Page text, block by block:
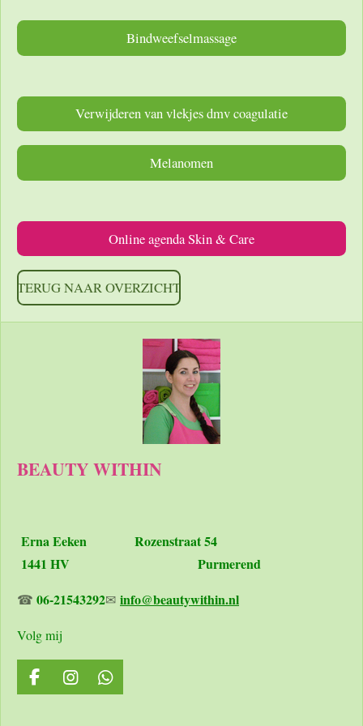
Bindweefselmassage
Verwijderen van vlekjes dmv coagulatie
Melanomen
Online agenda Skin & Care
TERUG NAAR OVERZICHT
BEAUTY WITHIN
Erna Eeken Rozenstraat 54
1441 HV Purmerend
☎ 06-21543292✉ info@beautywithin.nl
Volg mij
F
a
I
n
W
h